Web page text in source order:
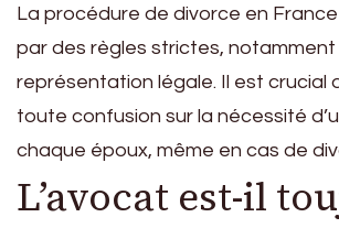
La procédure de divorce en
par des règles strictes,
représentation légale. Il est crucial
toute confusion sur la nécessité
chaque époux, même en cas de
L’avocat est-il